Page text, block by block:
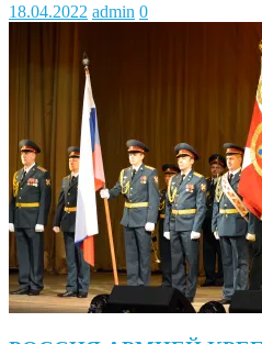
18.04.2022 admin 0